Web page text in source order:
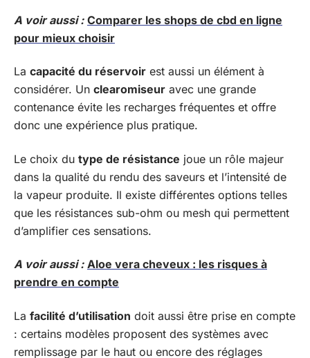
A voir aussi : Comparer les shops de cbd en ligne
pour mieux choisir
La capacité du réservoir est aussi un élément à
considérer. Un clearomiseur avec une grande
contenance évite les recharges fréquentes et offre
donc une expérience plus pratique.
Le choix du type de résistance joue un rôle majeur
dans la qualité du rendu des saveurs et l’intensité de
la vapeur produite. Il existe différentes options telles
que les résistances sub-ohm ou mesh qui permettent
d’amplifier ces sensations.
A voir aussi : Aloe vera cheveux : les risques à
prendre en compte
La facilité d’utilisation doit aussi être prise en compte
: certains modèles proposent des systèmes avec
remplissage par le haut ou encore des réglages